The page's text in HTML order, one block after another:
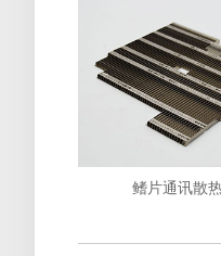
鳍片通讯散热器